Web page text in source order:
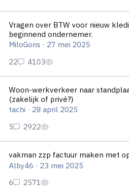
Vragen over BTW voor nieuw
beginnend ondernemer.
MiloGons · 27 mei 2025
Woon-werkverkeer naar
(zakelijk of privé?)
tachi · 28 april 2025
vakman zzp factuur maken met
Alby46 · 23 mei 2025